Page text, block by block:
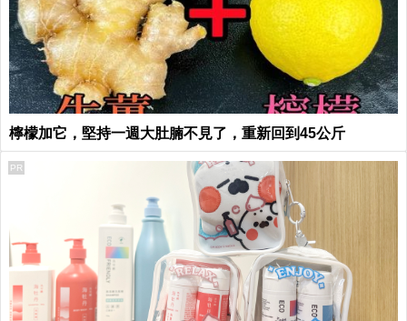
檸檬加它，堅持一週大肚腩不見了，重新回到45公斤
PR